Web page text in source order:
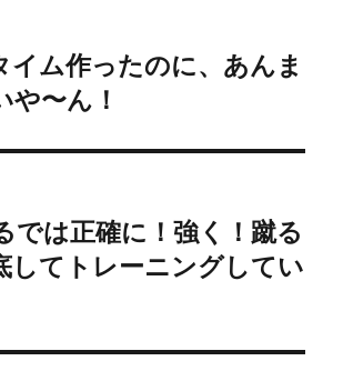
イム作ったのに、あんま
や〜ん！
では正確に！強く！蹴る
してトレーニングしてい